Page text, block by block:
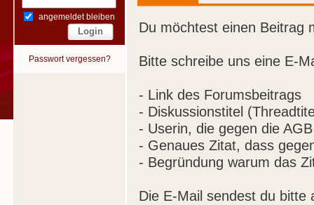
angemeldet bleiben
Passwort vergessen?
Du möchtest einen Beitrag
Bitte schreibe uns eine E-
- Link des Forumsbeitrags
- Diskussionstitel
- Userin, die gegen die
- Genaues Zitat, dass
- Begründung warum das
Die E-Mail sendest du bitte